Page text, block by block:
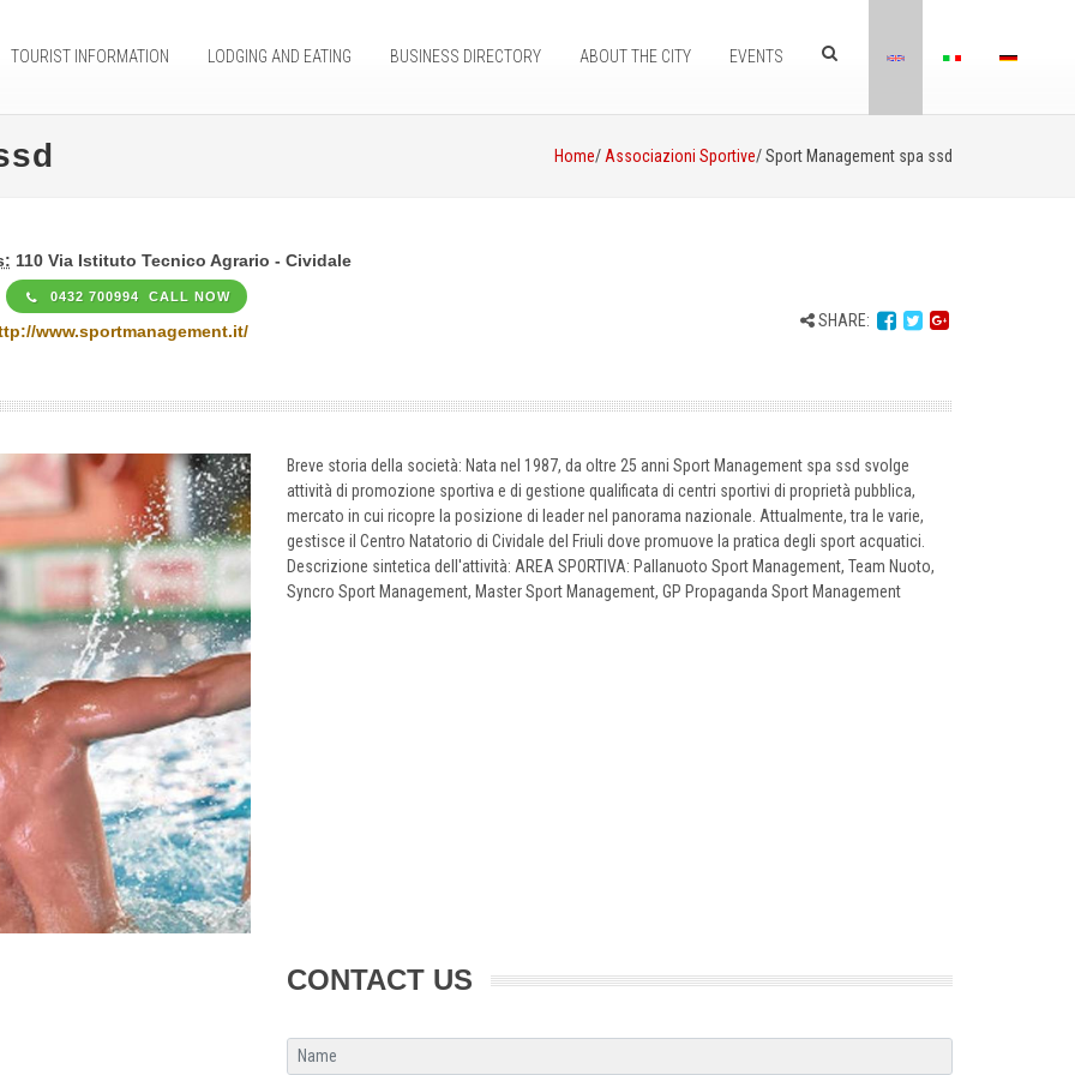
TOURIST INFORMATION LODGING AND EATING BUSINESS DIRECTORY ABOUT THE CITY EVENTS
Home/ Associazioni Sportive/ Sport Management spa ssd
110 Via Istituto Tecnico Agrario - Cividale
0432 700994 CALL NOW
www.sportmanagement.it/
SHARE:
Breve storia della società: Nata nel 1987, da oltre 25 anni Sport Management spa ssd svolge
attività di promozione sportiva e di gestione qualificata di centri sportivi di proprietà pubblica,
mercato in cui ricopre la posizione di leader nel panorama nazionale. Attualmente, tra le varie,
gestisce il Centro Natatorio di Cividale del Friuli dove promuove la pratica degli sport acquatici.
Descrizione sintetica dell'attività: AREA SPORTIVA: Pallanuoto Sport Management, Team Nuoto,
Syncro Sport Management, Master Sport Management, GP Propaganda Sport Management
CONTACT US